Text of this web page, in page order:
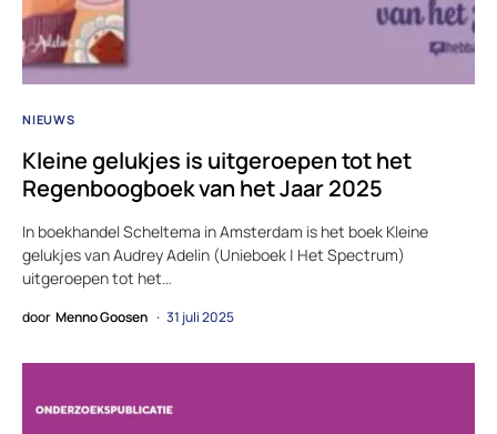
NIEUWS
Kleine gelukjes is uitgeroepen tot het
Regenboogboek van het Jaar 2025
In boekhandel Scheltema in Amsterdam is het boek Kleine
gelukjes van Audrey Adelin (Unieboek | Het Spectrum)
uitgeroepen tot het…
door Menno Goosen 31 juli 2025